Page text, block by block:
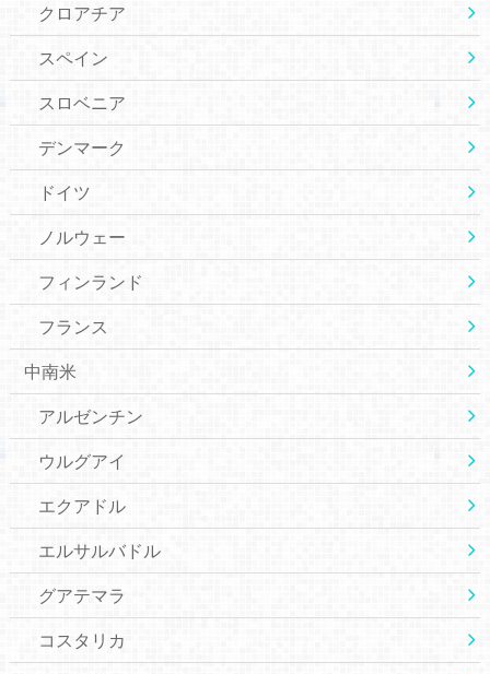
クロアチア
スペイン
スロベニア
デンマーク
ドイツ
ノルウェー
フィンランド
フランス
中南米
アルゼンチン
ウルグアイ
エクアドル
エルサルバドル
グアテマラ
コスタリカ